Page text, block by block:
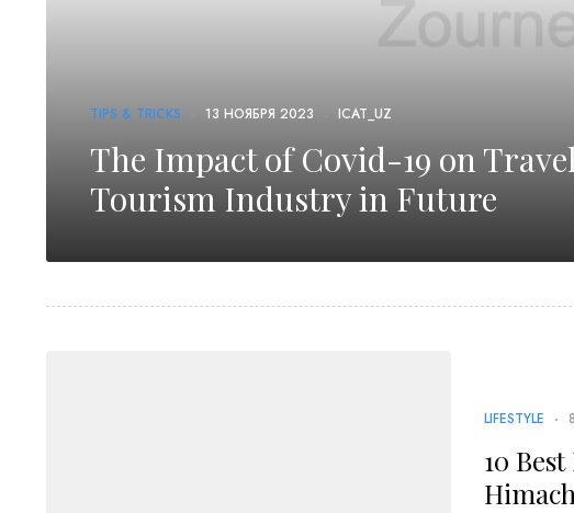
TIPS & TRICKS 13 НОЯБРЯ 2023 ICAT_UZ
The Impact of Covid-19 on
Tourism Industry in Future
LIFESTYLE
10